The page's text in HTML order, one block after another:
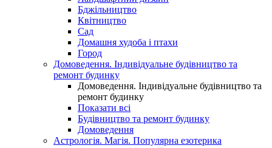
Бджільництво
Квітництво
Сад
Домашня худоба і птахи
Город
Домоведення. Індивідуальне будівництво та
ремонт будинку
Домоведення. Індивідуальне будівництво та
ремонт будинку
Показати всі
Будівництво та ремонт будинку
Домоведення
Астрологія. Магія. Популярна езотерика